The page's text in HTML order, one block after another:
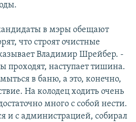
в мэры обещают
что строят очистные
Владимир Шрейбер. -
проходят, наступает тишина.
в баню, а это, конечно,
На колодец ходить очень
много с собой нести.
и с администрацией, собирал